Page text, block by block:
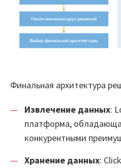
Финальная архитектура
Извлечение данных:
платформа,
конкурентными
Хранение данных: